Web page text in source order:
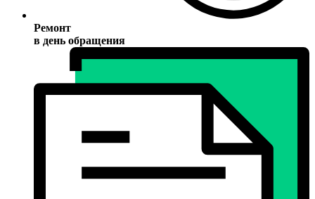
Ремонт
в день обращения